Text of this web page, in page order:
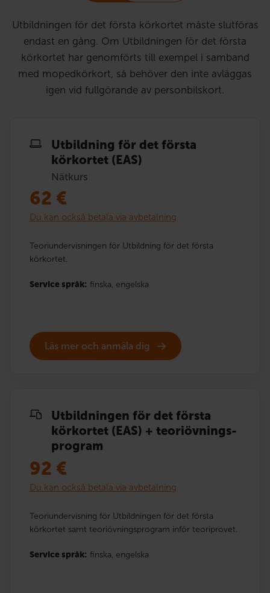
Utbildningen för det första körkortet måste slutföras
endast en gång. Om Utbildningen för det första
körkortet har genomförts till exempel i samband
med mopedkörkort, så behöver den inte avläggas
igen vid fullgörande av personbilskort.
Utbildning för det första
körkortet (EAS)
Nätkurs
62 €
Du kan också betala via avbetalning
Teoriundervisningen för Utbildning för det första
körkortet.
Service språk: finska, engelska
Läs mer och anmäla dig
Utbildningen för det första
körkortet (EAS) + teoriövnings­
program
92 €
Du kan också betala via avbetalning
Teoriundervisning för Utbildningen för det första
körkortet samt teoriövningsprogram inför teoriprovet.
Service språk: finska, engelska